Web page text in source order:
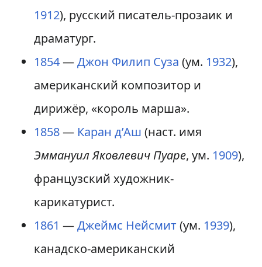
1912), русский писатель-прозаик и
драматург.
1854—Джон Филип Суза (ум. 1932),
американский композитор и
дирижёр, «король марша».
1858— Каран д’Аш (наст. имя
Эммануил Яковлевич Пуаре, ум. 1909),
французский художник-
карикатурист.
1861 —Джеймс Нейсмит (ум. 1939),
канадско-американский